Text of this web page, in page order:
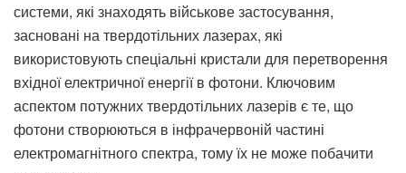
системи, які знаходять військове застосування,
засновані на твердотільних лазерах, які
використовують спеціальні кристали для перетворення
вхідної електричної енергії в фотони. Ключовим
аспектом потужних твердотільних лазерів є те, що
фотони створюються в інфрачервоній частині
електромагнітного спектра, тому їх не може побачити